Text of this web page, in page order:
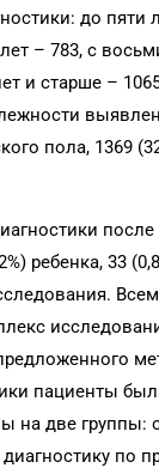
до пяти
– 783, с
и старше –
пола, 1369
после
ребенка, 33
пациенты
на две группы:
диагностику по